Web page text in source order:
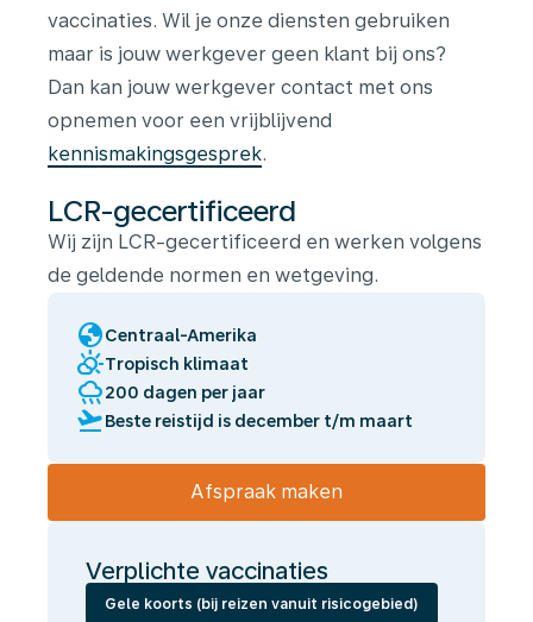
vaccinaties. Wil je onze diensten gebruiken
maar is jouw werkgever geen klant bij ons?
Dan kan jouw werkgever contact met ons
opnemen voor een vrijblijvend
kennismakingsgesprek.
LCR-gecertificeerd
Wij zijn LCR-gecertificeerd en werken volgens
de geldende normen en wetgeving.
globeCentraal-Amerika
partly_cloudy_dayTropisch klimaat
rainy200 dagen per jaar
flight_takeoffBeste reistijd is december t/m maart
Afspraak maken
Verplichte vaccinaties
Gele koorts (bij reizen vanuit risicogebied)